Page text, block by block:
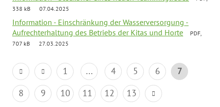
338 kB
07.04.2025
Information - Einschränkung der Wasserversorgung -
Aufrechterhaltung des Betriebs der Kitas und Horte
PDF,
707 kB
27.03.2025
1 ... 4 5 6
7
8
9 10 11 12 13